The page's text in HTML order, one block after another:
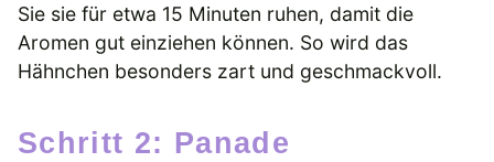
Sie sie für etwa 15 Minuten ruhen, damit die
Aromen gut einziehen können. So wird das
Hähnchen besonders zart und geschmackvoll.
Schritt 2: Panade